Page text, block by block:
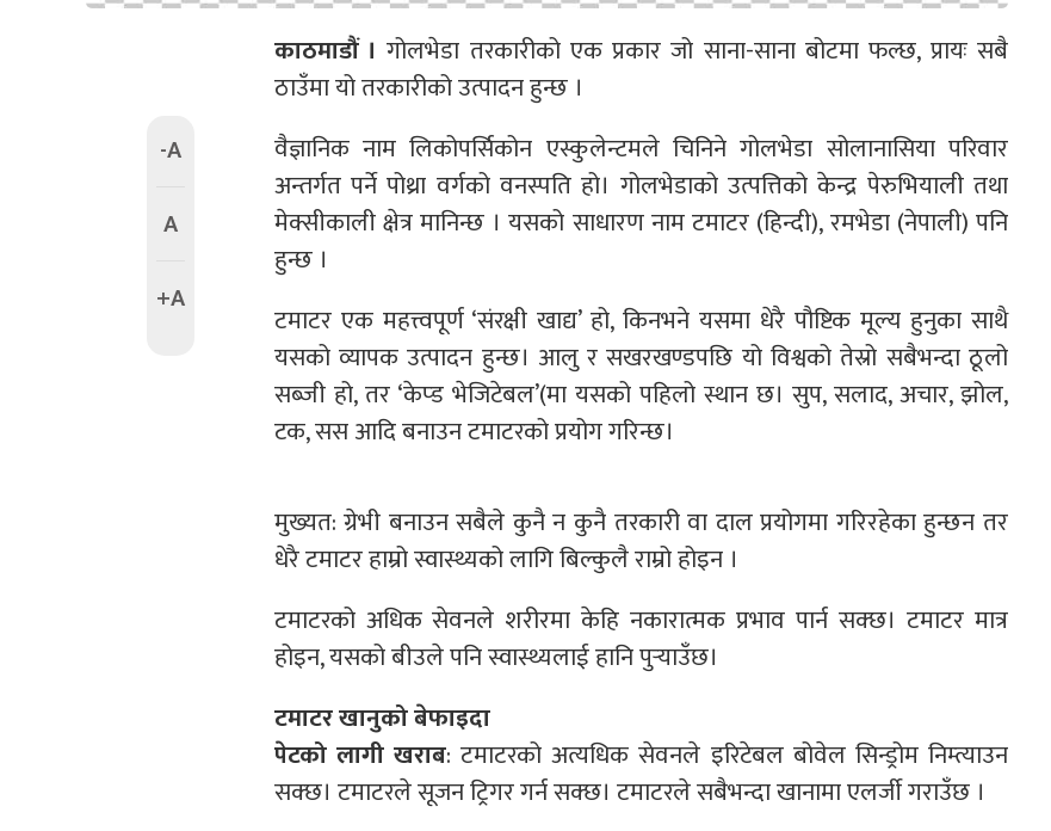
-A
A
+A
काठमाडौं । गोलभेडा तरकारीको एक प्रकार जो साना-साना बोटमा फल्छ, प्रायः सबै
ठाउँमा यो तरकारीको उत्पादन हुन्छ ।
वैज्ञानिक नाम लिकोपर्सिकोन एस्कुलेन्टमले चिनिने गोलभेडा सोलानासिया परिवार
अन्तर्गत पर्ने पोथ्रा वर्गको वनस्पति हो। गोलभेडाको उत्पत्तिको केन्द्र पेरुभियाली तथा
मेक्सीकाली क्षेत्र मानिन्छ । यसको साधारण नाम टमाटर (हिन्दी), रमभेडा (नेपाली) पनि
हुन्छ ।
टमाटर एक महत्त्वपूर्ण ‘संरक्षी खाद्य’ हो, किनभने यसमा धेरै पौष्टिक मूल्य हुनुका साथै
यसको व्यापक उत्पादन हुन्छ। आलु र सखरखण्डपछि यो विश्वको तेस्रो सबैभन्दा ठूलो
सब्जी हो, तर ‘केप्ड भेजिटेबल’(मा यसको पहिलो स्थान छ। सुप, सलाद, अचार, झोल,
टक, सस आदि बनाउन टमाटरको प्रयोग गरिन्छ।
मुख्यत: ग्रेभी बनाउन सबैले कुनै न कुनै तरकारी वा दाल प्रयोगमा गरिरहेका हुन्छन तर
धेरै टमाटर हाम्रो स्वास्थ्यको लागि बिल्कुलै राम्रो होइन ।
टमाटरको अधिक सेवनले शरीरमा केहि नकारात्मक प्रभाव पार्न सक्छ। टमाटर मात्र
होइन, यसको बीउले पनि स्वास्थ्यलाई हानि पुर्‍याउँछ।
टमाटर खानुको बेफाइदा
पेटको लागी खराब: टमाटरको अत्यधिक सेवनले इरिटेबल बोवेल सिन्ड्रोम निम्त्याउन
सक्छ। टमाटरले सूजन ट्रिगर गर्न सक्छ। टमाटरले सबैभन्दा खानामा एलर्जी गराउँछ ।